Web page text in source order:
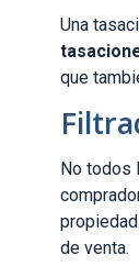
Una
que
No todos
propiedad.
de venta.